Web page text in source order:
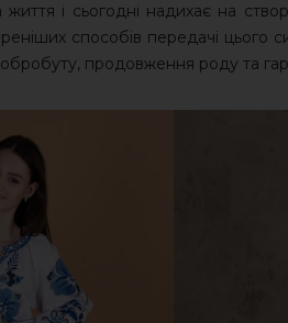
і сьогодні надихає на
способів передачі
продовження роду та